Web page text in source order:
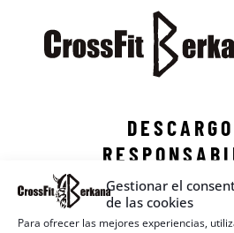
Gestionar el
de las cookies
Para ofrecer las mejores experiencias,